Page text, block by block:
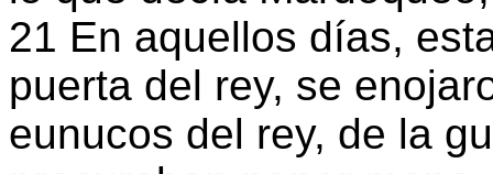
21 En aquellos días,
puerta del rey, se
eunucos del rey, de la